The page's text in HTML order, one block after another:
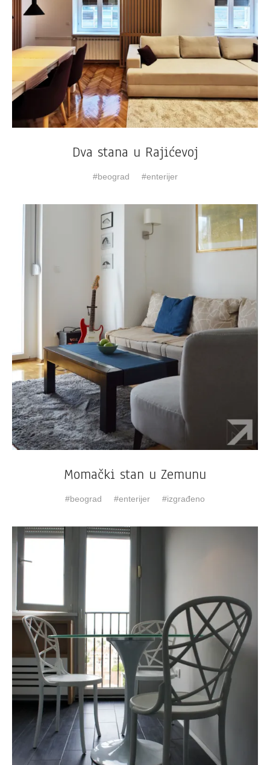
Dva stana u Rajićevoj
beograd enterijer
Momački stan u Zemunu
beograd enterijer izgrađeno